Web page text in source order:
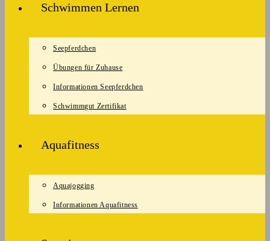
Schwimmen Lernen
Seepferdchen
Übungen für Zuhause
Informationen Seepferdchen
Schwimmgut Zertifikat
Aquafitness
Aquajogging
Informationen Aquafitness